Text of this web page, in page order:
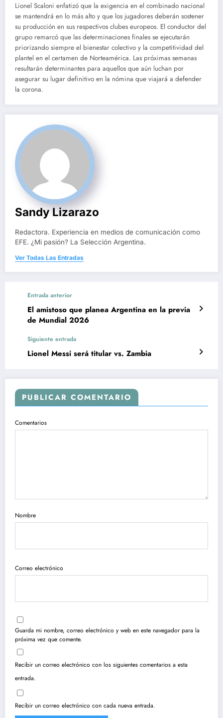
Lionel Scaloni enfatizó que la exigencia en el combinado nacional
se mantendrá en lo más alto y que los jugadores deberán sostener
su producción en sus respectivos clubes europeos. El conductor del
grupo remarcó que las determinaciones finales se ejecutarán
priorizando siempre el bienestar colectivo y la competitividad del
plantel en el certamen de Norteamérica. Las próximas semanas
resultarán determinantes para aquellos que aún luchan por
asegurar su lugar definitivo en la nómina que viajará a defender
la corona.
Sandy Lizarazo
Redactora. Experiencia en medios de comunicación como
EFE. ¿Mi pasión? La Selección Argentina.
Ver Todas Las Entradas
Entrada anterior
El amistoso que planea Argentina en la previa
de Mundial 2026
Siguiente entrada
Lionel Messi será titular vs. Zambia
PUBLICAR COMENTARIO
Comentarios
Nombre
Correo electrónico
Guarda mi nombre, correo electrónico y web en este navegador para la
próxima vez que comente.
Recibir un correo electrónico con los siguientes comentarios a esta
entrada.
Recibir un correo electrónico con cada nueva entrada.